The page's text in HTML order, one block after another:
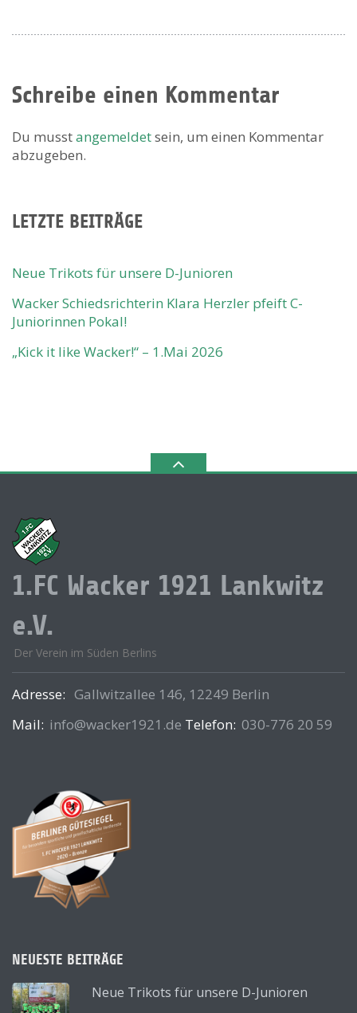
Schreibe einen Kommentar
Du musstangemeldetsein, um einen Kommentar
abzugeben.
LETZTE BEITRÄGE
Neue Trikots für unsere D-Junioren
Wacker Schiedsrichterin Klara Herzler pfeift C-
Juniorinnen Pokal!
„Kick it like Wacker!“ – 1.Mai 2026
1.FC Wacker 1921 Lankwitz
e.V.
Der Verein im Süden Berlins
Adresse: Gallwitzallee 146, 12249 Berlin
Mail: info@wacker1921.de Telefon: 030-776 20 59
NEUESTE BEITRÄGE
Neue Trikots für unsere D-Junioren